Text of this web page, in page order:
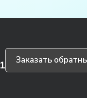
Заказать